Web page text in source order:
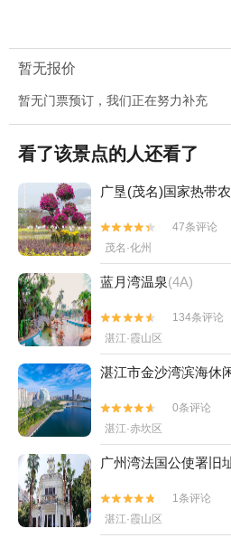
暂无报价
暂无门票预订，我们正在努力补充
看了该景点的人还看了
广垦(茂名)国家热带


47条评论
茂名·化州
蓝月湾温泉(4A)


134条评论
湛江·霞山区
湛江市金沙湾滨海休


0条评论
湛江·赤坎区
广州湾法国公使署旧


1条评论
湛江·霞山区